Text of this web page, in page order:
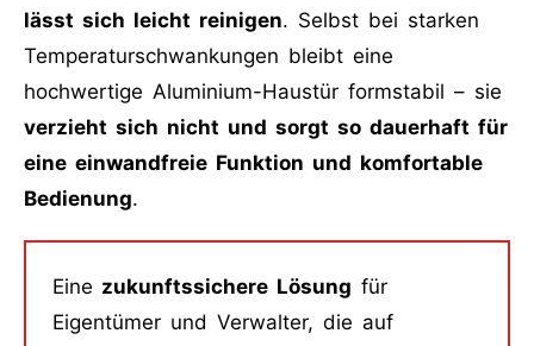
lässt sich leicht reinigen. Selbst bei starken
Temperaturschwankungen bleibt eine
hochwertige Aluminium-Haustür formstabil – sie
verzieht sich nicht und sorgt so dauerhaft für
eine einwandfreie Funktion und komfortable
Bedienung.
Eine zukunftssichere Lösung für
Eigentümer und Verwalter, die auf